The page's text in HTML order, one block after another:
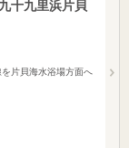
九里浜片貝
片貝海水浴場方面へ